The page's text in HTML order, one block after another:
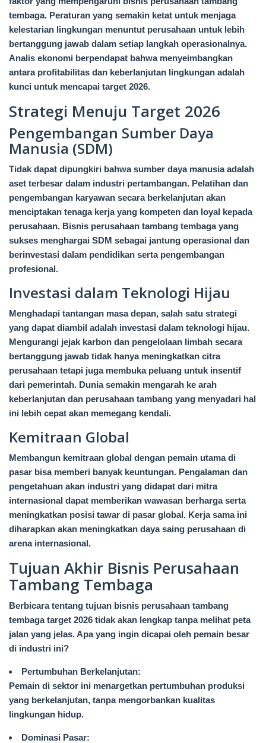
tembaga. Peraturan yang semakin ketat untuk menjaga
kelestarian lingkungan menuntut perusahaan untuk lebih
bertanggung jawab dalam setiap langkah operasionalnya.
Analis ekonomi berpendapat bahwa menyeimbangkan
antara profitabilitas dan keberlanjutan lingkungan adalah
kunci untuk mencapai target 2026.
Strategi Menuju Target 2026
Pengembangan Sumber Daya
Manusia (SDM)
Tidak dapat dipungkiri bahwa sumber daya manusia adalah
aset terbesar dalam industri pertambangan. Pelatihan dan
pengembangan karyawan secara berkelanjutan akan
menciptakan tenaga kerja yang kompeten dan loyal kepada
perusahaan. Bisnis perusahaan tambang tembaga yang
sukses menghargai SDM sebagai jantung operasional dan
berinvestasi dalam pendidikan serta pengembangan
profesional.
Investasi dalam Teknologi Hijau
Menghadapi tantangan masa depan, salah satu strategi
yang dapat diambil adalah investasi dalam teknologi hijau.
Mengurangi jejak karbon dan pengelolaan limbah secara
bertanggung jawab tidak hanya meningkatkan citra
perusahaan tetapi juga membuka peluang untuk insentif
dari pemerintah. Dunia semakin mengarah ke arah
keberlanjutan dan perusahaan tambang yang menyadari hal
ini lebih cepat akan memegang kendali.
Kemitraan Global
Membangun kemitraan global dengan pemain utama di
pasar bisa memberi banyak keuntungan. Pengalaman dan
pengetahuan akan industri yang didapat dari mitra
internasional dapat memberikan wawasan berharga serta
meningkatkan posisi tawar di pasar global. Kerja sama ini
diharapkan akan meningkatkan daya saing perusahaan di
arena internasional.
Tujuan Akhir Bisnis Perusahaan
Tambang Tembaga
Berbicara tentang tujuan bisnis perusahaan tambang
tembaga target 2026 tidak akan lengkap tanpa melihat peta
jalan yang jelas. Apa yang ingin dicapai oleh pemain besar
di industri ini?
Pertumbuhan Berkelanjutan:
Pemain di sektor ini menargetkan pertumbuhan produksi
yang berkelanjutan, tanpa mengorbankan kualitas
lingkungan hidup.
Dominasi Pasar: